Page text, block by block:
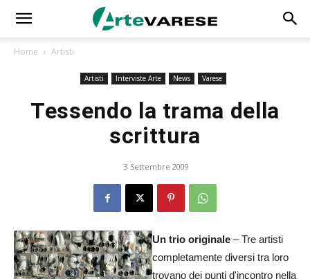
Home Artisti
Artisti Interviste Arte News Varese
Tessendo la trama della
scrittura
3 Settembre 2009
Un trio originale – Tre artisti
completamente diversi tra loro
trovano dei punti d'incontro nella